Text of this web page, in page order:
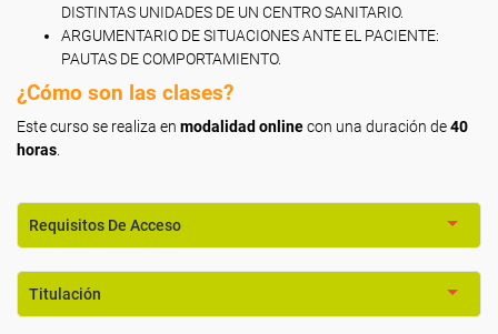
DISTINTAS UNIDADES DE UN CENTRO SANITARIO.
ARGUMENTARIO DE SITUACIONES ANTE EL PACIENTE:
PAUTAS DE COMPORTAMIENTO.
¿Cómo son las clases?
Este curso se realiza en modalidad onlinecon una duración de40
horas
Requisitos De Acceso
Titulación